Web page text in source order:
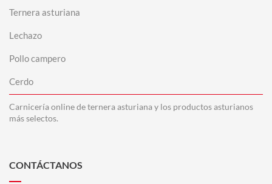
Ternera asturiana
Lechazo
Pollo campero
Cerdo
Carnicería online de ternera asturiana y los productos asturianos
más selectos.
CONTÁCTANOS